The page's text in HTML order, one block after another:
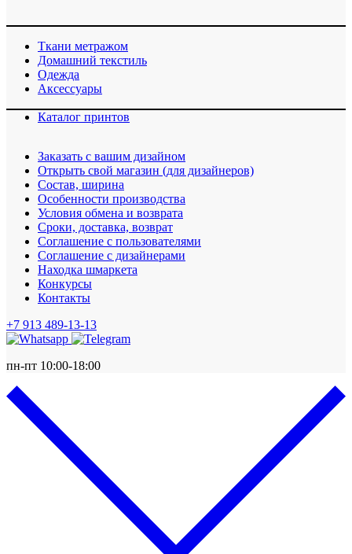
Ткани метражом
Домашний текстиль
Одежда
Аксессуары
Каталог принтов
Заказать с вашим дизайном
Открыть свой магазин (для дизайнеров)
Cостав, ширина
Особенности производства
Условия обмена и возврата
Сроки, доставка, возврат
Соглашение с пользователями
Соглашение с дизайнерами
Находка шмаркета
Конкурсы
Контакты
+7 913 489-13-13
пн-пт 10:00-18:00